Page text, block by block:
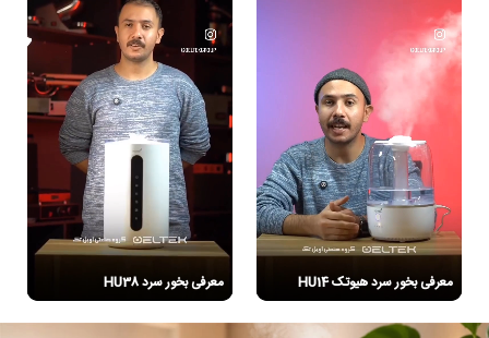
معرفی بخور سرد هیوتک HU14 معرفی بخور سرد HU38